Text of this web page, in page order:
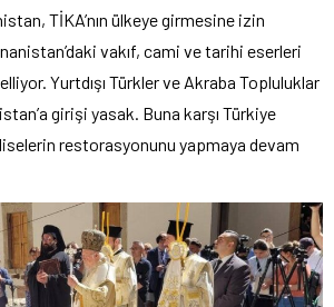
TİKA’nın ülkeye girmesine izin
vakıf, cami ve tarihi eserleri
Yurtdışı Türkler ve Akraba Topluluklar
girişi yasak. Buna karşı Türkiye
restorasyonunu yapmaya devam